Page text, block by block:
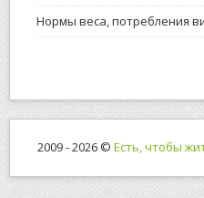
Нормы веса, потребления
2009 - 2026 © Есть, чтобы